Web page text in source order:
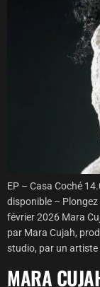
EP – Casa Coché
disponible – Plongez
février 2026 Mara
par Mara Cujah,
studio, par un artiste
MARA